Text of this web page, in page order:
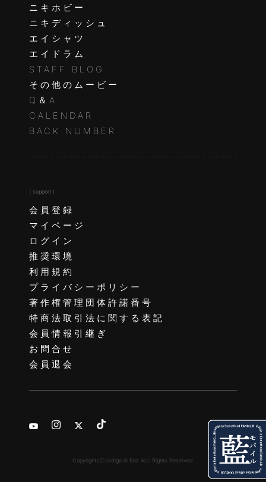
ニキホビー
ニキディッシュ
エイシャツ
エイドラム
STAFF BLOG
その他のムービー
Q＆A
CALENDAR
BACK NUMBER
( support )
会員登録
マイページ
ログイン
推奨環境
利用規約
プライバシーポリシー
著作権管理団体許諾番号
特商法取引法に関する表記
会員情報引継ぎ
お問合せ
会員退会
Copyrights(C)indigo la End ALL Rights Reserved.